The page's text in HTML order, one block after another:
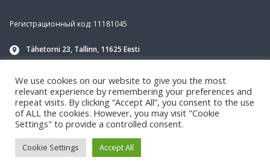
Footer
Регистрационный код: 11181045
Tähetorni 23, Tallinn, 11625 Eesti
+372 651 8188
klienditugi
We use cookies on our website to give you the most
relevant experience by remembering your preferences and
repeat visits. By clicking “Accept All”, you consent to the use
of ALL the cookies. However, you may visit "Cookie
Settings" to provide a controlled consent.
Cookie Settings Accept All